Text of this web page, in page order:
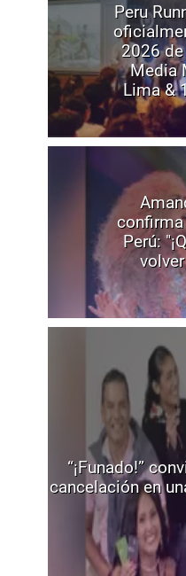
Peru
2026 de
Media
Lima &
Perú:
“¡Funado!”
cancelación en